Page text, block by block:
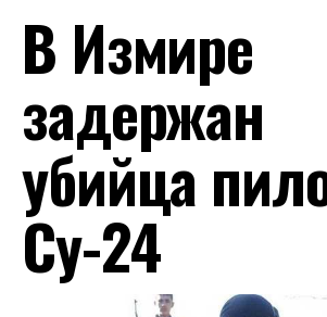
В Измире
задержан
убийца
Су-24